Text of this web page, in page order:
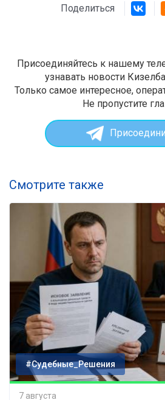
Поделиться
Присоединяйтесь к нашему
узнавать новости
Только самое интересное,
Не пропустите
Смотрите также
#Судебные_Решения
7 августа